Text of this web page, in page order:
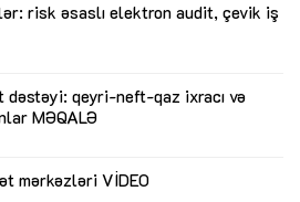
risk əsaslı elektron audit, çevik iş
dəstəyi: qeyri-neft-qaz ixracı və
MƏQALƏ
mərkəzləri VİDEO